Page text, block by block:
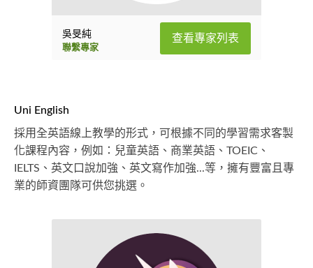
吳旻純
聯繫專家
查看專家列表
Uni English
採用全英語線上教學的形式，可根據不同的學習需求客製
化課程內容，例如：兒童英語、商業英語、TOEIC、
IELTS、英文口說加強、英文寫作加強...等，擁有豐富且專
業的師資團隊可供您挑選。